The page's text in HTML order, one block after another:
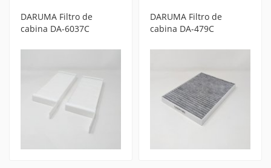
DARUMA Filtro de
cabina DA-6037C
DARUMA Filtro de
cabina DA-479C